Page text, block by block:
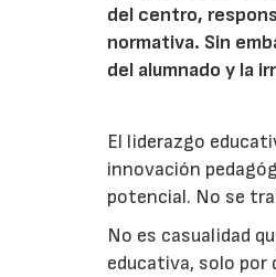
del centro,
normativa. Sin
del alumnado y la
El liderazgo
innovación
potencial. No se
No es casualidad
educativa, solo por